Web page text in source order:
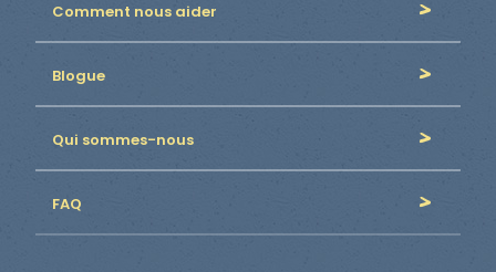
Comment nous aider
Blogue
Qui sommes-nous
FAQ